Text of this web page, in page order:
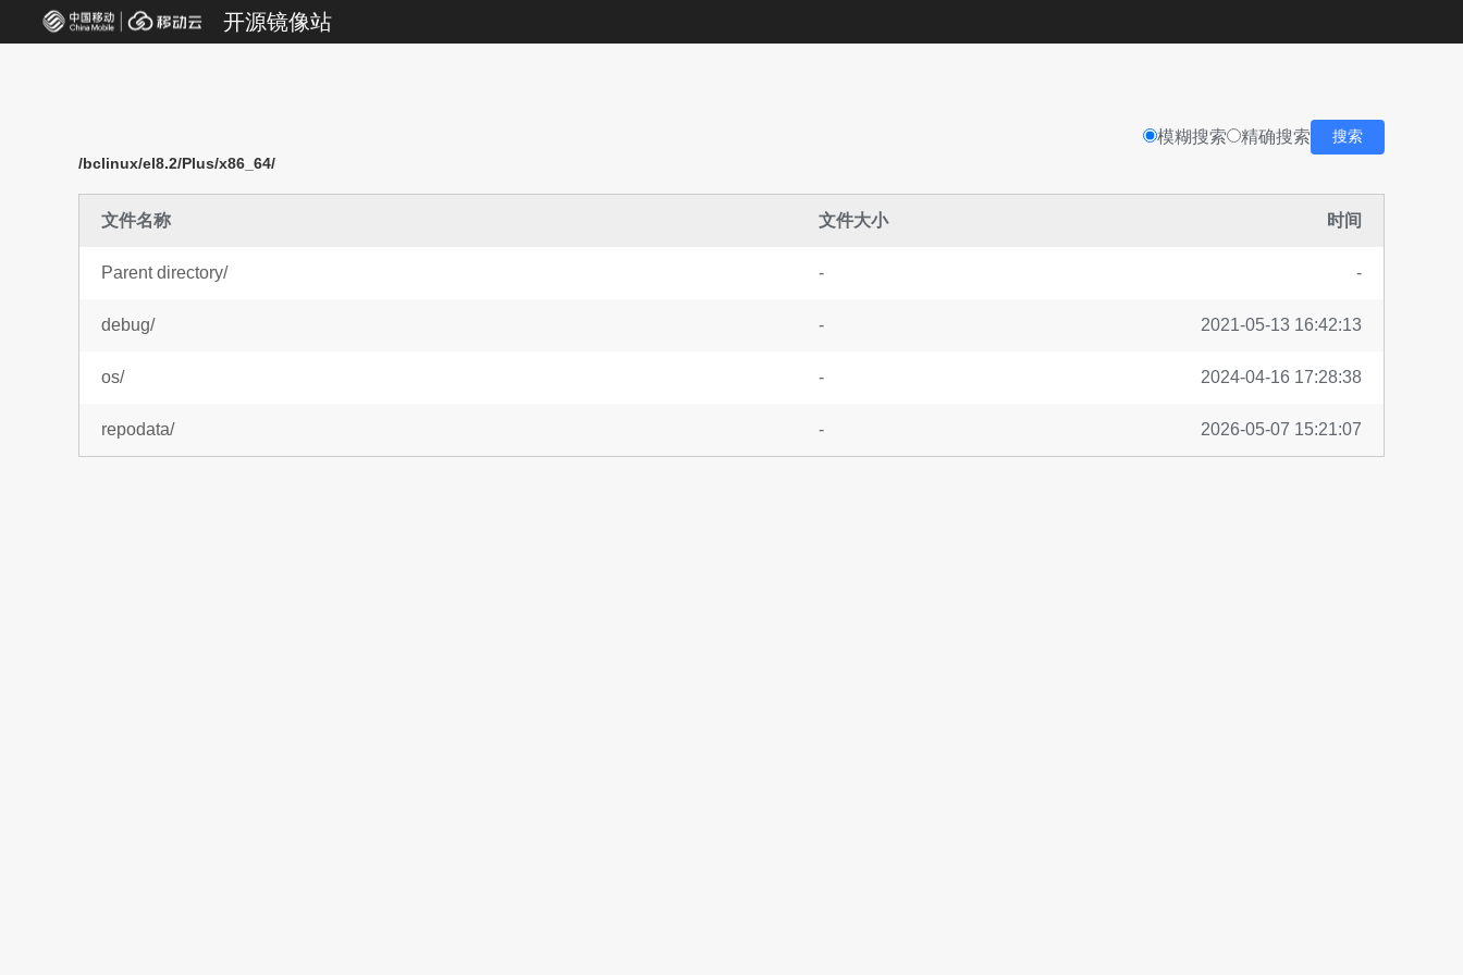
开源镜像站
模糊搜索 精确搜索
搜索
/bclinux/el8.2/Plus/x86_64/
文件名称 文件大小 时间
Parent directory/ - -
debug/ - 2021-05-13 16:42:13
os/ - 2024-04-16 17:28:38
repodata/ - 2026-05-07 15:21:07